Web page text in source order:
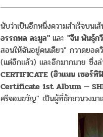
นับว่าเป็นอีกหนึ่งความสำเร็จบน
อรรถพล ละมูล" และ "จีน พันธุ์ก
สอนให้ฉันอยู่คนเดียว" กวาดยอ
(แต่อีกแล้ว) และอีกมากมาย ซึ่ง
CERTIFICATE (ฮิวแมน เซอร์ทิ
Certificate 1st Album —
ศรีจอมขวัญ" เป็นผู้ที่ชักชวนวงมา